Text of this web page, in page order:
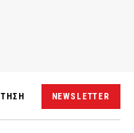
NEWSLETTER